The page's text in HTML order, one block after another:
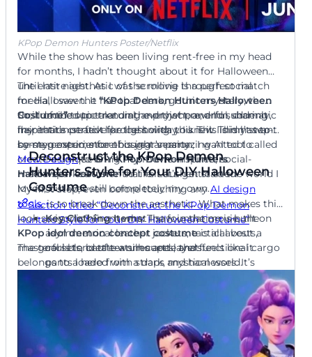
提示词:可爱简洁儿童万圣节派对邀请函。图像:小卡通幽灵
努力举着一根巨大多彩棒棒糖。风格:简洁,极简,甜美。包含
文字:“邀请你参加城里最甜蜜的派对!”,“加入芬恩享受恐怖乐
趣!”,“10月31日下午3点”,“社区糖果大厅”。
使用Mew Design AI创建搞笑万
圣节邀请函
使用Mew Design AI创建搞笑万
圣节邀请函
模板名称:错误404:未找到服装
提示词:设计成404错误页面的搞笑极客万圣节邀请函。风格:
经典浏览器错误消息。包含文字:“错误404:未找到服装。但
找到了派对!”,“加入我们在服务器室(我们的公寓),10/28晚9
点”。
使用Mew Design AI创建搞笑万
圣节邀请函
模板名称:便利贴
提示词:设计成便签本上手写便条的休闲搞笑万圣节邀请函。
风格:非正式个人化。包含文字:“友情提示:万圣节派对。我
家。周六。到场或做方块…这是糟糕的服装。“在下方添加详
KPop Demon Hunters Poster/Netflix
While the show has been living rent-free in my head
for months, I hadn’t thought about it for Halloween
until last night. As I was scrolling through social
media, I saw the “KPop Demon Hunters Halloween
Costume”topic trending everywhere, and suddenly,
inspiration struck like lightning: this is it. This has to
be my costume for this year’s party.
The entire aesthetic of the movie is a perfect match
for Halloween. It has that dark, gothic mystery, the
thrill of the supernatural, and that powerful, dramatic
flair that’s perfect for the holiday. I knew I didn’t want
some generic, store-bought version; I wanted to
create a uniqueDIY KPop Demon Hunters
Halloween costumethat felt authentic to the world I
loved, but was still completely my own.
So, I decided to take on the project, and I’m sharing
my entire creative process with you. This is my step-
by-step experience of using an amazing AI tool called
Mew Designto bring my movie-inspired, social-
media-sparked vision to life. Let’s get started.
Deconstruct the KPop Demon
Hunters Style for Your DIY Halloween
Costume
Section titled “Deconstruct the KPop Demon
Hunters Style for Your DIY Halloween Costume”
My first step, even before touching anyAI design
tools, is to break down the aesthetic. What makes this
look so iconic? From what I saw in the movie, the
KPop idol demon concept costumeis all about a
masterful blend of textures and layers.
Key Clothing Items:The foundation is built on
asymmetrical leather jackets, tactical vests,
corsets, battle-worn capes, and functional cargo
pants loaded with straps and harnesses. It’s
about looking both elegant and ready for action.
Essential Fabrics:
I saw a lot of faux leather and
sleek vinyl mixed with softer, more dramatic
materials like velvet and sheer, ripped fabrics for
a ghostly, layered effect. This contrast is key to
thedark fantasy KPop style outfit
The goal is to create a silhouette that feels like it
belongs to a hero from a dark, mystical world.